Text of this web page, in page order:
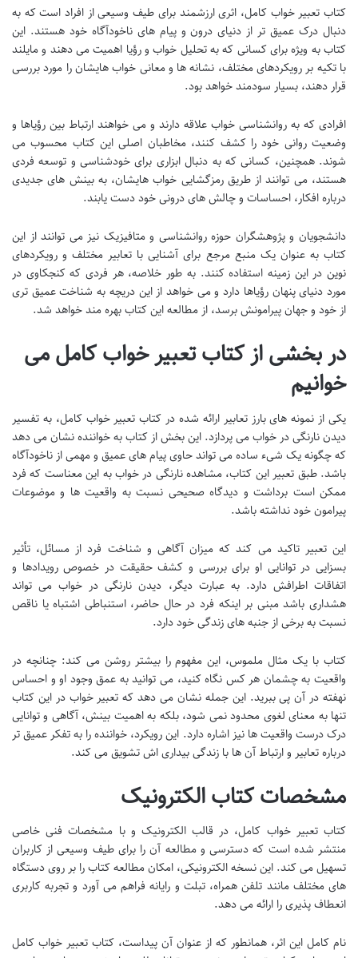
کتاب تعبیر خواب کامل، اثری ارزشمند برای طیف وسیعی از افراد است که به
دنبال درک عمیق تر از دنیای درون و پیام های ناخودآگاه خود هستند. این
کتاب به ویژه برای کسانی که به تحلیل خواب و رؤیا اهمیت می دهند و مایلند
با تکیه بر رویکردهای مختلف، نشانه ها و معانی خواب هایشان را مورد بررسی
قرار دهند، بسیار سودمند خواهد بود.
افرادی که به روانشناسی خواب علاقه دارند و می خواهند ارتباط بین رؤیاها و
وضعیت روانی خود را کشف کنند، مخاطبان اصلی این کتاب محسوب می
شوند. همچنین، کسانی که به دنبال ابزاری برای خودشناسی و توسعه فردی
هستند، می توانند از طریق رمزگشایی خواب هایشان، به بینش های جدیدی
درباره افکار، احساسات و چالش های درونی خود دست یابند.
دانشجویان و پژوهشگران حوزه روانشناسی و متافیزیک نیز می توانند از این
کتاب به عنوان یک منبع مرجع برای آشنایی با تعابیر مختلف و رویکردهای
نوین در این زمینه استفاده کنند. به طور خلاصه، هر فردی که کنجکاوی در
مورد دنیای پنهان رؤیاها دارد و می خواهد از این دریچه به شناخت عمیق تری
از خود و جهان پیرامونش برسد، از مطالعه این کتاب بهره مند خواهد شد.
در بخشی از کتاب تعبیر خواب کامل می
خوانیم
یکی از نمونه های بارز تعابیر ارائه شده در کتاب تعبیر خواب کامل، به تفسیر
دیدن نارنگی در خواب می پردازد. این بخش از کتاب به خواننده نشان می دهد
که چگونه یک شیء ساده می تواند حاوی پیام های عمیق و مهمی از ناخودآگاه
باشد. طبق تعبیر این کتاب، مشاهده نارنگی در خواب به این معناست که فرد
ممکن است برداشت و دیدگاه صحیحی نسبت به واقعیت ها و موضوعات
پیرامون خود نداشته باشد.
این تعبیر تاکید می کند که میزان آگاهی و شناخت فرد از مسائل، تأثیر
بسزایی در توانایی او برای بررسی و کشف حقیقت در خصوص رویدادها و
اتفاقات اطرافش دارد. به عبارت دیگر، دیدن نارنگی در خواب می تواند
هشداری باشد مبنی بر اینکه فرد در حال حاضر، استنباطی اشتباه یا ناقص
نسبت به برخی از جنبه های زندگی خود دارد.
کتاب با یک مثال ملموس، این مفهوم را بیشتر روشن می کند: چنانچه در
واقعیت به چشمان هر کس نگاه کنید، می توانید به عمق وجود او و احساس
نهفته در آن پی ببرید. این جمله نشان می دهد که تعبیر خواب در این کتاب
تنها به معنای لغوی محدود نمی شود، بلکه به اهمیت بینش، آگاهی و توانایی
درک درست واقعیت ها نیز اشاره دارد. این رویکرد، خواننده را به تفکر عمیق تر
درباره تعابیر و ارتباط آن ها با زندگی بیداری اش تشویق می کند.
مشخصات کتاب الکترونیک
کتاب تعبیر خواب کامل، در قالب الکترونیک و با مشخصات فنی خاصی
منتشر شده است که دسترسی و مطالعه آن را برای طیف وسیعی از کاربران
تسهیل می کند. این نسخه الکترونیکی، امکان مطالعه کتاب را بر روی دستگاه
های مختلف مانند تلفن همراه، تبلت و رایانه فراهم می آورد و تجربه کاربری
انعطاف پذیری را ارائه می دهد.
نام کامل این اثر، همانطور که از عنوان آن پیداست، کتاب تعبیر خواب کامل